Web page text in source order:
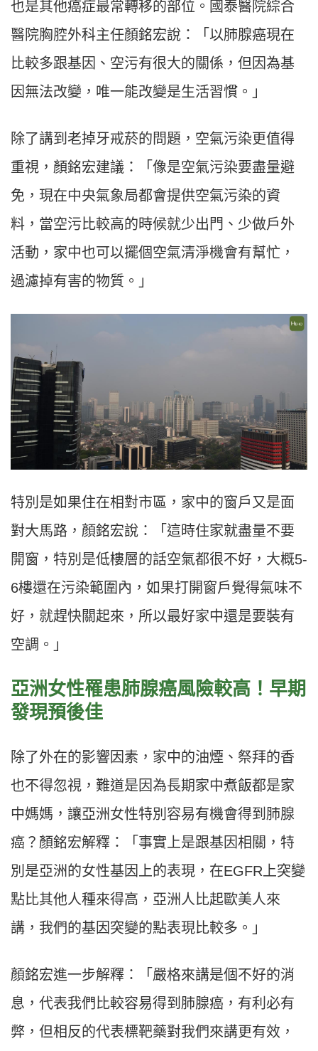
也是其他癌症最常轉移的部位。國泰醫院綜合
醫院胸腔外科主任顏銘宏說：「以肺腺癌現在
比較多跟基因、空污有很大的關係，但因為基
因無法改變，唯一能改變是生活習慣。」
除了講到老掉牙戒菸的問題，空氣污染更值得
重視，顏銘宏建議：「像是空氣污染要盡量避
免，現在中央氣象局都會提供空氣污染的資
料，當空污比較高的時候就少出門、少做戶外
活動，家中也可以擺個空氣清淨機會有幫忙，
過濾掉有害的物質。」
特別是如果住在相對市區，家中的窗戶又是面
對大馬路，顏銘宏說：「這時住家就盡量不要
開窗，特別是低樓層的話空氣都很不好，大概5-
6樓還在污染範圍內，如果打開窗戶覺得氣味不
好，就趕快關起來，所以最好家中還是要裝有
空調。」
亞洲女性罹患肺腺癌風險較高！早期
發現預後佳
除了外在的影響因素，家中的油煙、祭拜的香
也不得忽視，難道是因為長期家中煮飯都是家
中媽媽，讓亞洲女性特別容易有機會得到肺腺
癌？顏銘宏解釋：「事實上是跟基因相關，特
別是亞洲的女性基因上的表現，在EGFR上突變
點比其他人種來得高，亞洲人比起歐美人來
講，我們的基因突變的點表現比較多。」
顏銘宏進一步解釋：「嚴格來講是個不好的消
息，代表我們比較容易得到肺腺癌，有利必有
弊，但相反的代表標靶藥對我們來講更有效，